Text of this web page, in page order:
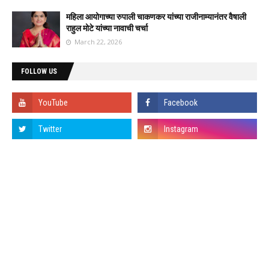
महिला आयोगाच्या रुपाली चाकणकर यांच्या राजीनाम्यानंतर वैषाली
राहुल मोटे यांच्या नावाची चर्चा
March 22, 2026
FOLLOW US